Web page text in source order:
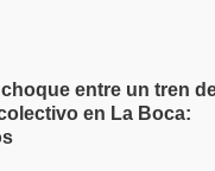
choque entre un tren
en La Boca: